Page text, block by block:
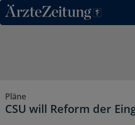
Direkt zum Inhaltsbereich
Pläne
CSU will Reform der